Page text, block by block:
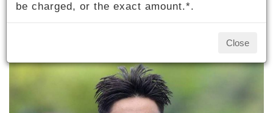
Contestant Sponsorship
be charged, or the exact amount.*.
Close